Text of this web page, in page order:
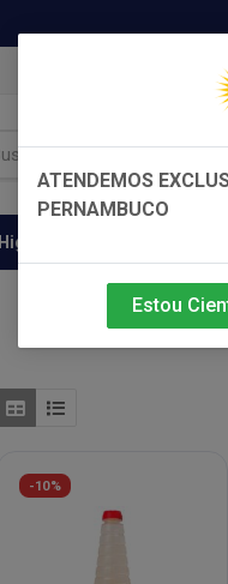
Higiene e Beleza
-10%
ATENDEMOS
PERNAMBUCO
Estou